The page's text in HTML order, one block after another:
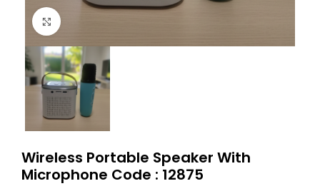
Wireless Portable Speaker With
Microphone Code : 12875